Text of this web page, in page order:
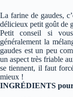
La farine de gaudes,
délicieux petit goût
Petit conseil si
généralement la
gaudes est un peu
un aspect très friable
se tiennent, il faut
mieux !
INGRÉDIENTS pour